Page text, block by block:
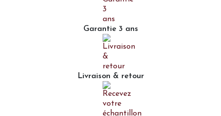
Garantie 3 ans
Livraison & retour